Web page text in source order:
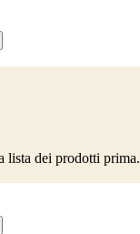
lista dei prodotti prima.